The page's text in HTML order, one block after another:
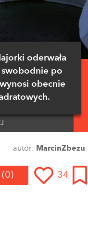
oderwała
po
obecnie
autor: MarcinZbezu
(0) 34